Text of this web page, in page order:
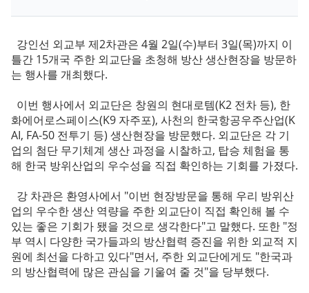
강인선 외교부 제2차관은 4월 2일(수)부터 3일(목)까지 이
틀간 15개국 주한 외교단을 초청해 방산 생산현장을 방문하
는 행사를 개최했다.
이번 행사에서 외교단은 창원의 현대로템(K2 전차 등), 한
화에어로스페이스(K9 자주포), 사천의 한국항공우주산업(K
AI, FA-50 전투기 등) 생산현장을 방문했다. 외교단은 각 기
업의 첨단 무기체계 생산 과정을 시찰하고, 탑승 체험을 통
해 한국 방위산업의 우수성을 직접 확인하는 기회를 가졌다.
강 차관은 환영사에서 "이번 현장방문을 통해 우리 방위산
업의 우수한 생산 역량을 주한 외교단이 직접 확인해 볼 수
있는 좋은 기회가 됐을 것으로 생각한다"고 말했다. 또한 "정
부 역시 다양한 국가들과의 방산협력 증진을 위한 외교적 지
원에 최선을 다하고 있다"면서, 주한 외교단에게도 "한국과
의 방산협력에 많은 관심을 기울여 줄 것"을 당부했다.